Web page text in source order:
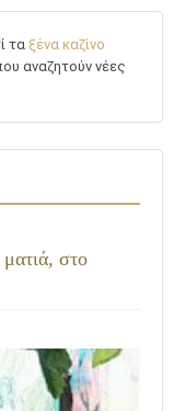
τα ξένα καζίνο
αναζητούν νέες
στο